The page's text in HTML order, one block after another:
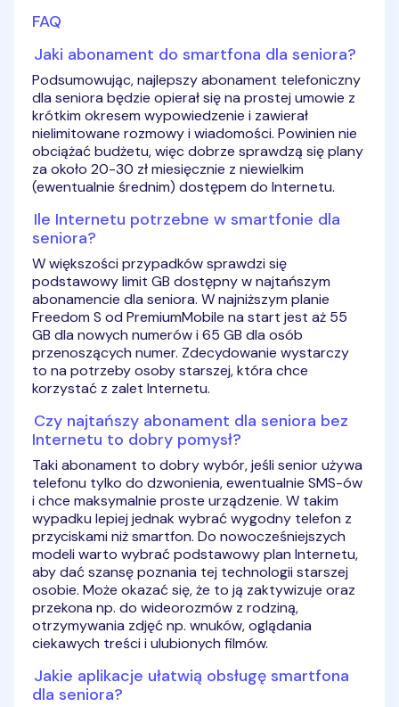
FAQ
Jaki abonament do smartfona dla seniora?
Podsumowując, najlepszy abonament telefoniczny
dla seniora będzie opierał się na prostej umowie z
krótkim okresem wypowiedzenie i zawierał
nielimitowane rozmowy i wiadomości. Powinien nie
obciążać budżetu, więc dobrze sprawdzą się plany
za około 20-30 zł miesięcznie z niewielkim
(ewentualnie średnim) dostępem do Internetu.
Ile Internetu potrzebne w smartfonie dla
seniora?
W większości przypadków sprawdzi się
podstawowy limit GB dostępny w najtańszym
abonamencie dla seniora. W najniższym planie
Freedom S od PremiumMobile na start jest aż 55
GB dla nowych numerów i 65 GB dla osób
przenoszących numer. Zdecydowanie wystarczy
to na potrzeby osoby starszej, która chce
korzystać z zalet Internetu.
Czy najtańszy abonament dla seniora bez
Internetu to dobry pomysł?
Taki abonament to dobry wybór, jeśli senior używa
telefonu tylko do dzwonienia, ewentualnie SMS-ów
i chce maksymalnie proste urządzenie. W takim
wypadku lepiej jednak wybrać wygodny telefon z
przyciskami niż smartfon. Do nowocześniejszych
modeli warto wybrać podstawowy plan Internetu,
aby dać szansę poznania tej technologii starszej
osobie. Może okazać się, że to ją zaktywizuje oraz
przekona np. do wideorozmów z rodziną,
otrzymywania zdjęć np. wnuków, oglądania
ciekawych treści i ulubionych filmów.
Jakie aplikacje ułatwią obsługę smartfona
dla seniora?